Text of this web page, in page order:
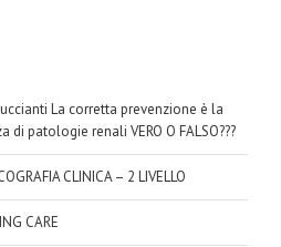
La corretta prevenzione è la
di patologie renali VERO O FALSO???
CLINICA – 2 LIVELLO
CARE